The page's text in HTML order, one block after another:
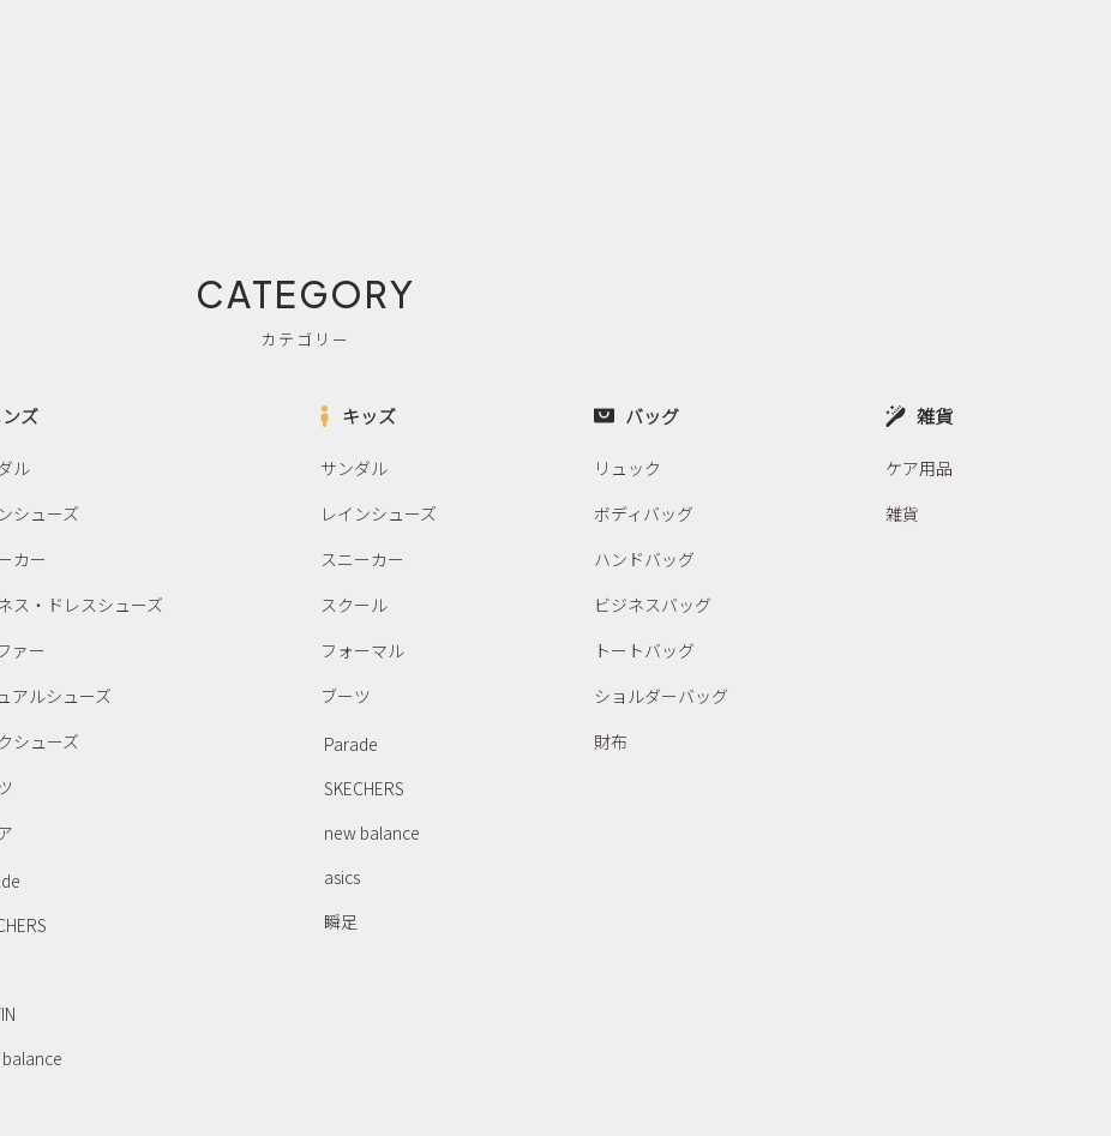
CATEGORY
カテゴリー
ズ
ル
シューズ
カー
ス・ドレスシューズ
ァー
アルシューズ
シューズ
キッズ
サンダル
レインシューズ
スニーカー
スクール
フォーマル
ブーツ
Parade
SKECHERS
new balance
asics
瞬足
バッグ
リュック
ボディバッグ
ハンドバッグ
ビジネスバッグ
トートバッグ
ショルダーバッグ
財布
雑貨
ケア用品
雑貨